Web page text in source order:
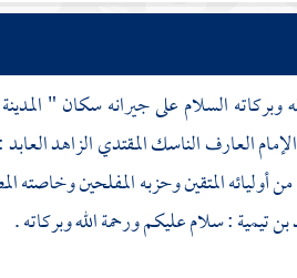
وبركاته السلام على جيرانه سكان "
العارف الناسك المقتدي الزاهد
أوليائه المتقين وحزبه المفلحين وخاصته
تيمية: سلام عليكم ورحمة الله وبركاته .